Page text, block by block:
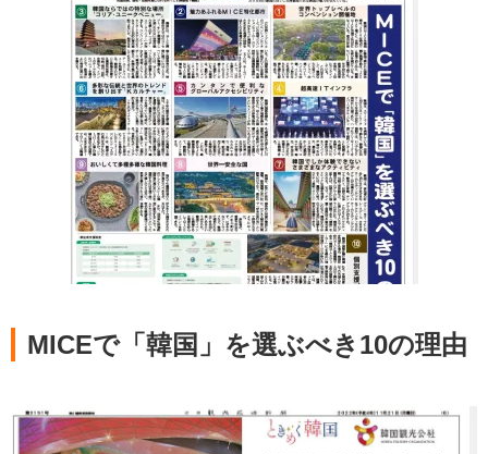
MICEで「韓国」を選ぶべき10の理由